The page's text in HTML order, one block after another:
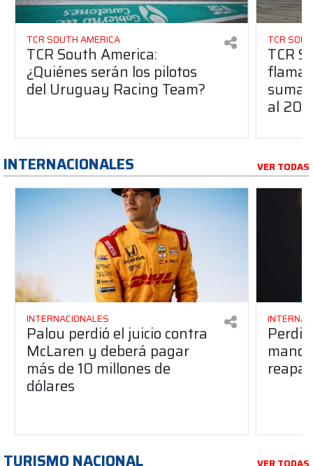
TCR SOUTH AMERICA
TCR South America:
¿Quiénes serán los pilotos
del Uruguay Racing Team?
TCR
TCR
suma
al
INTERNACIONALES VER TODAS
INTERNACIONALES
Palou perdió el juicio contra
McLaren y deberá pagar
más de 10 millones de
dólares
TURISMO NACIONAL